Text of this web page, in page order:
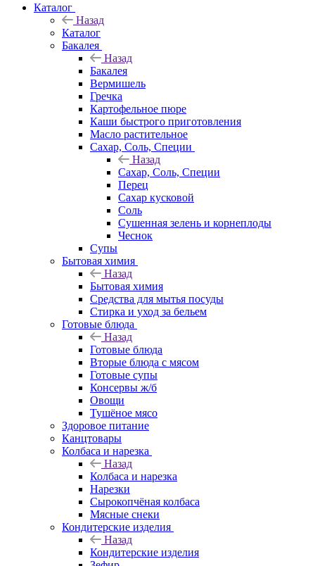
Каталог
Назад
Каталог
Бакалея
Назад
Бакалея
Вермишель
Гречка
Картофельное пюре
Каши быстрого приготовления
Масло растительное
Сахар, Соль, Специи
Назад
Сахар, Соль, Специи
Перец
Сахар кусковой
Соль
Сушенная зелень и корнеплоды
Чеснок
Супы
Бытовая химия
Назад
Бытовая химия
Средства для мытья посуды
Стирка и уход за бельем
Готовые блюда
Назад
Готовые блюда
Вторые блюда с мясом
Готовые супы
Консервы ж/б
Овощи
Тушёное мясо
Здоровое питание
Канцтовары
Колбаса и нарезка
Назад
Колбаса и нарезка
Нарезки
Сырокопчёная колбаса
Мясные снеки
Кондитерские изделия
Назад
Кондитерские изделия